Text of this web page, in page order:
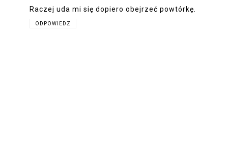
Raczej uda mi się dopiero obejrzeć powtórkę.
ODPOWIEDZ